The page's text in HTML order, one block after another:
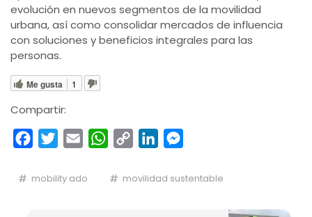
evolución en nuevos segmentos de la movilidad
urbana, así como consolidar mercados de influencia
con soluciones y beneficios integrales para las
personas.
Me gusta 1
Compartir:
FacebookTwitterEmail WhatsApp
Copy
LinkedIn
mobility ado movilidad sustentable